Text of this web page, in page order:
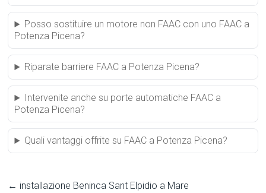
Posso sostituire un motore non FAAC con uno FAAC a
Potenza Picena?
Riparate barriere FAAC a Potenza Picena?
Intervenite anche su porte automatiche FAAC a
Potenza Picena?
Quali vantaggi offrite su FAAC a Potenza Picena?
← installazione Beninca Sant Elpidio a Mare